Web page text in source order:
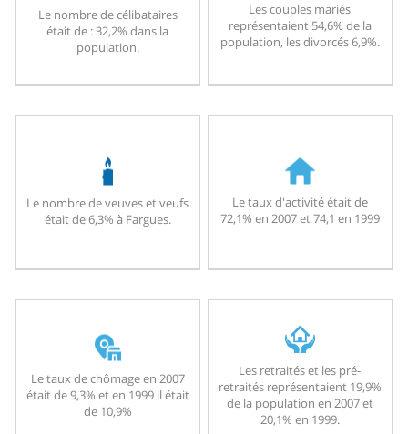
Le nombre de célibataires
était de : 32,2% dans la
population.
Les couples mariés
représentaient 54,6% de la
population, les divorcés 6,9%.
Le nombre de veuves et veufs
était de 6,3% à Fargues.
Le taux d'activité était de
72,1% en 2007 et 74,1 en 1999
Le taux de chômage en 2007
était de 9,3% et en 1999 il était
de 10,9%
Les retraités et les pré-
retraités représentaient 19,9%
de la population en 2007 et
20,1% en 1999.